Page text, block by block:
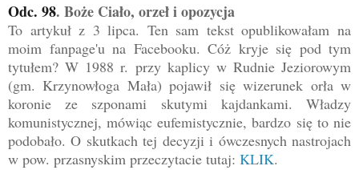
Odc. 98. Boże Ciało, orzeł i opozycja
To artykuł z 3 lipca. Ten sam tekst opublikowałam na
moim fanpage'u na Facebooku. Cóż kryje się pod tym
tytułem? W 1988 r. przy kaplicy w Rudnie Jeziorowym
(gm. Krzynowłoga Mała) pojawił się wizerunek orła w
koronie ze szponami skutymi kajdankami. Władzy
komunistycznej, mówiąc eufemistycznie, bardzo się to nie
podobało. O skutkach tej decyzji i ówczesnych nastrojach
w pow. przasnyskim przeczytacie tutaj: KLIK.